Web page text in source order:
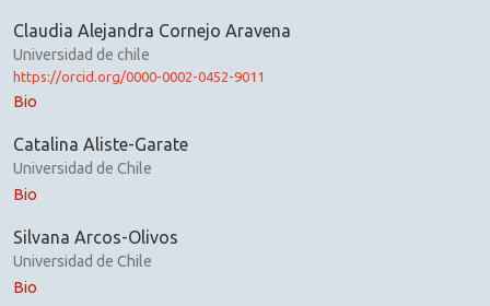
Claudia Alejandra Cornejo Aravena
Universidad de chile
https://orcid.org/0000-0002-0452-9011
Bio
Catalina Aliste-Garate
Universidad de Chile
Bio
Silvana Arcos-Olivos
Universidad de Chile
Bio